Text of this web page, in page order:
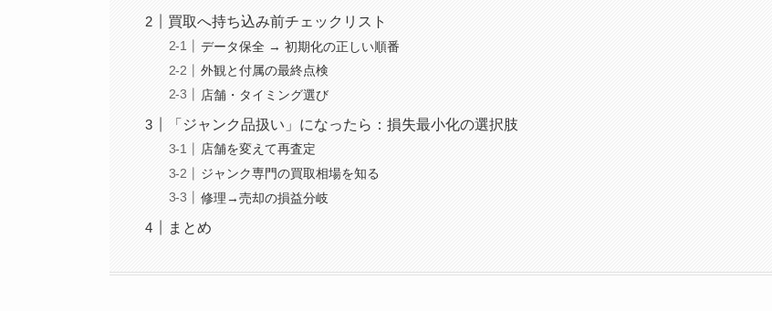
買取へ持ち込み前チェックリスト
データ保全 → 初期化の正しい順番
外観と付属の最終点検
店舗・タイミング選び
「ジャンク品扱い」になったら：損失最小化の選択肢
店舗を変えて再査定
ジャンク専門の買取相場を知る
修理→売却の損益分岐
まとめ